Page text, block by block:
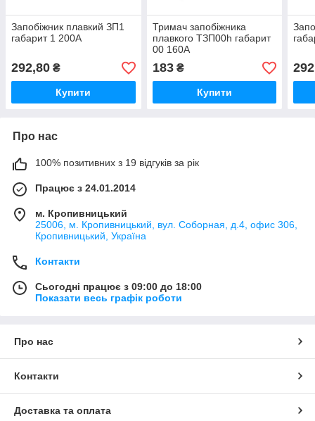
Запобіжник плавкий ЗП1
габарит 1 200А
292,80 ₴
Купити
Тримач запобіжника
плавкого ТЗП00h габарит
00 160А
183₴
Купити
Про нас
100% позитивних з 19 відгуків за рік
Працює з 24.01.2014
м. Кропивницький
25006, м. Кропивницький, вул. Соборная, д.4, офис 306,
Кропивницький, Україна
Контакти
Сьогодні працює з 09:00 до 18:00
Показати весь графік роботи
Про нас
Контакти
Доставка та оплата